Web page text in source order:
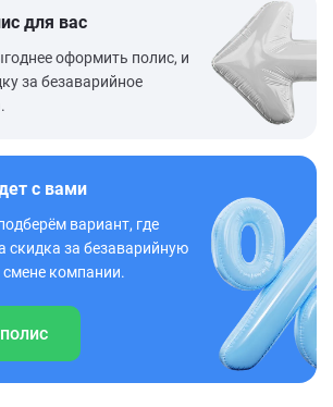
для вас
оформить полис, и
за безаварийное
с вами
вариант, где
скидка за безаварийную
компании.